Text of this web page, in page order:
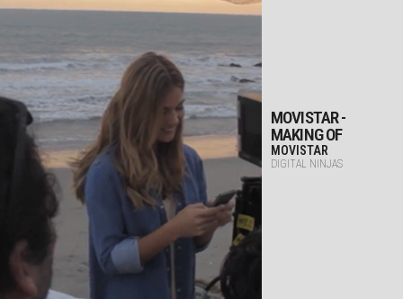
MOVISTAR -
MAKING OF
MOVISTAR
DIGITAL NINJAS